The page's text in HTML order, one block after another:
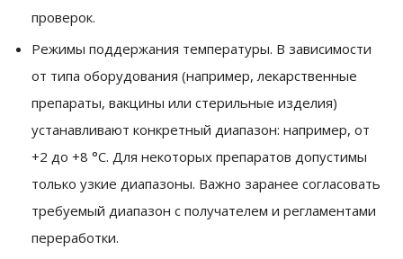
проверок.
Режимы поддержания температуры. В зависимости
от типа оборудования (например, лекарственные
препараты, вакцины или стерильные изделия)
устанавливают конкретный диапазон: например, от
+2 до +8 °C. Для некоторых препаратов допустимы
только узкие диапазоны. Важно заранее согласовать
требуемый диапазон с получателем и регламентами
переработки.